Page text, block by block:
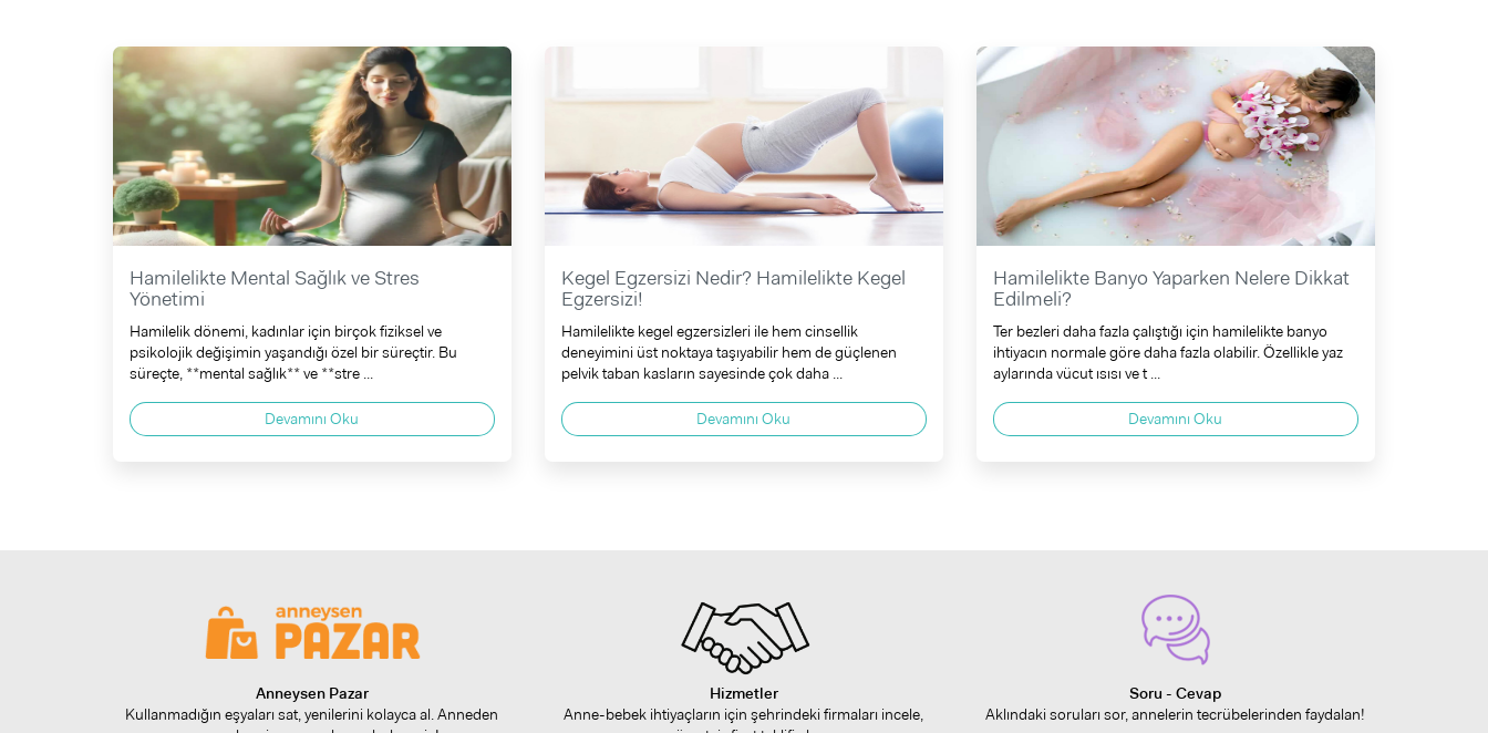
Hamilelikte Mental Sağlık ve Stres
Yönetimi
Hamilelik dönemi, kadınlar için birçok fiziksel ve
psikolojik değişimin yaşandığı özel bir süreçtir. Bu
süreçte, **mental sağlık** ve **stre ...
Devamını Oku
Kegel Egzersizi Nedir? Hamilelikte Kegel
Egzersizi!
Hamilelikte kegel egzersizleri ile hem cinsellik
deneyimini üst noktaya taşıyabilir hem de güçlenen
pelvik taban kasların sayesinde çok daha ...
Devamını Oku
Hamilelikte Banyo Yaparken Nelere Dikkat
Edilmeli?
Ter bezleri daha fazla çalıştığı için hamilelikte banyo
ihtiyacın normale göre daha fazla olabilir. Özellikle yaz
aylarında vücut ısısı ve t ...
Devamını Oku
Anneysen Pazar
Kullanmadığın eşyaları sat, yenilerini kolayca al. Anneden
Hizmetler
Anne-bebek ihtiyaçların için şehrindeki firmaları incele,
Soru - Cevap
Aklındaki soruları sor, annelerin tecrübelerinden faydalan!